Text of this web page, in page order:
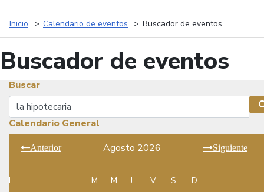
Inicio Calendario de eventos Buscador de eventos
Buscador de eventos
Buscar
Buscar
Calendario General
Anterior Agosto 2026 Siguiente
L M M J V S
D